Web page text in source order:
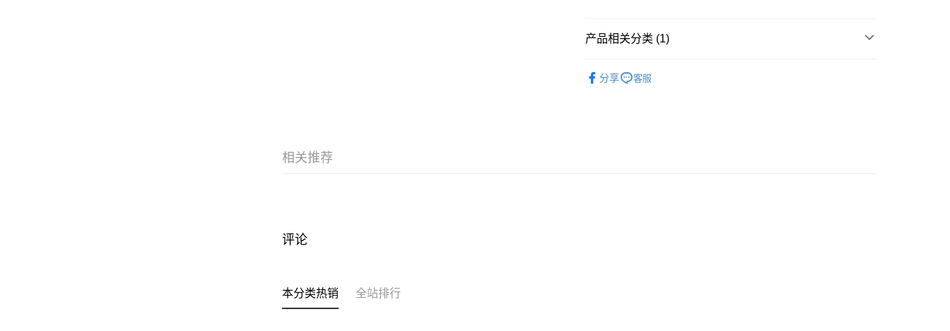
WeChat Pay
相关说明
产品相关分类 (1)
分享
客服
相关推荐
评论
本分类热销 全站排行